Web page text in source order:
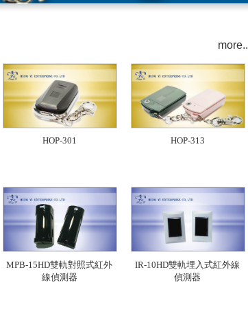
more..
HOP-301 HOP-313
MPB-15HD雙軌對照式紅外
線偵測器
IR-10HD雙軌埋入式紅外線
偵測器